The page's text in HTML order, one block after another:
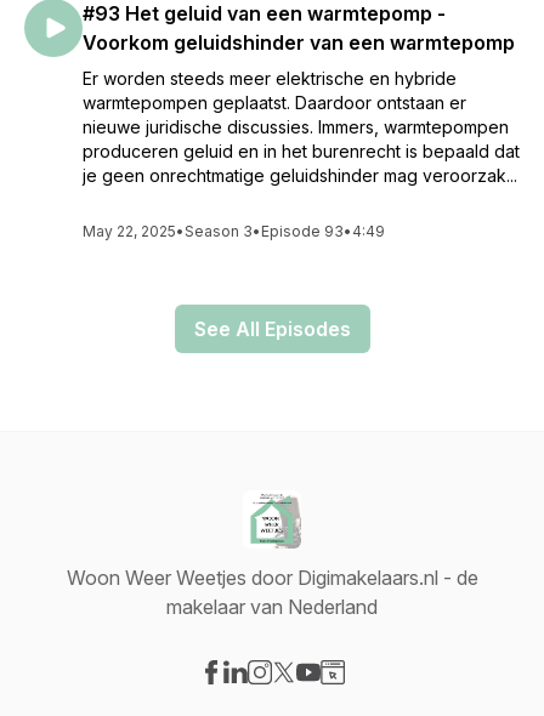
#93 Het geluid van een warmtepomp -
Voorkom geluidshinder van een warmtepomp
Er worden steeds meer elektrische en hybride
warmtepompen geplaatst. Daardoor ontstaan er
nieuwe juridische discussies. Immers, warmtepompen
produceren geluid en in het burenrecht is bepaald dat
je geen onrechtmatige geluidshinder mag veroorzak...
May 22, 2025•Season 3• Episode 93• 4:49
See All Episodes
Woon Weer Weetjes door Digimakelaars.nl - de
makelaar van Nederland